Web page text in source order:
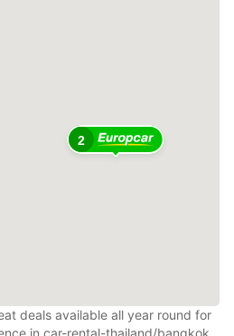
2
deals available all year round for
in car-rental-thailand/bangkok.